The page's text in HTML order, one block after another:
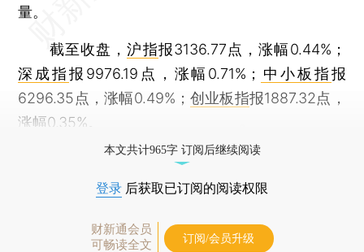
量。
截至收盘，沪指报3136.77点，涨幅0.44%；
深成指报9976.19点，涨幅0.71%； 中小板指报
6296.35点，涨幅0.49%； 创业板指报1887.32点，
涨幅0.35%。
本文共计965字 订阅后继续阅读
登录 后获取已订阅的阅读权限
财新通会员
可畅读全文
订阅/会员升级